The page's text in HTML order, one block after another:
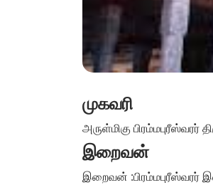
முகவரி
அருள்மிகு
இறைவன்
இறைவன் :பிரம்மபுரீஸ்வரர்